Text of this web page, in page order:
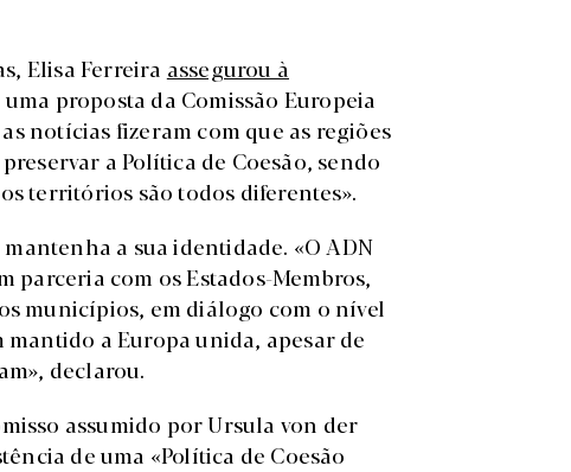
Elisa Ferreira assegurou à
proposta da Comissão Europeia
notícias fizeram com que as regiões
a Política de Coesão, sendo
territórios são todos diferentes».
a sua identidade. «O ADN
parceria com os Estados-Membros,
municípios, em diálogo com o nível
a Europa unida, apesar de
declarou.
assumido por Ursula von der
de uma «Política de Coesão